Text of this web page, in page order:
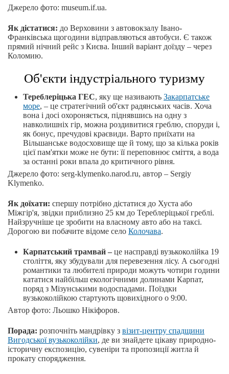
Джерело фото: museum.if.ua.
Як дістатися: до Верховини з автовокзалу Івано-
Франківська щогодини відправляються автобуси. Є також
прямий нічний рейс з Києва. Інший варіант доїзду – через
Коломию.
Об'єкти індустріального туризму
Тереблеріцька ГЕС, яку ще називають Закарпатське
море, – це стратегічний об'єкт радянських часів. Хоча
вона і досі охороняється, піднявшись на одну з
навколишніх гір, можна роздивитися греблю, споруди і,
як бонус, пречудові краєвиди. Варто приїхати на
Вільшанське водосховище ще й тому, що за кілька років
цієї пам'ятки може не бути: її переповнює сміття, а вода
за останні роки впала до критичного рівня.
Джерело фото: serg-klymenko.narod.ru, автор – Sergiy
Klymenko.
Як доїхати: спершу потрібно дістатися до Хуста або
Міжгір'я, звідки приблизно 25 км до Тереблеріцької греблі.
Найзручніше це зробити на власному авто або на таксі.
Дорогою ви побачите відоме село Колочава.
Карпатський трамвай – це насправді вузькоколійка 19
століття, яку збудували для перевезення лісу. А сьогодні
романтики та любителі природи можуть чотири години
кататися найбільш екологічними долинами Карпат,
поряд з Мізунськими водоспадами. Поїздки
вузькоколійкою стартують щовихідного о 9:00.
Автор фото: Льошко Нікіфоров.
Порада: розпочніть мандрівку з візит-центру спадщини
Вигодської вузькоколійки, де ви знайдете цікаву природно-
історичну експозицію, сувеніри та пропозиції житла й
прокату спорядження.